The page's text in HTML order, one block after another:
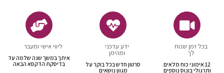
בכל זמן שנוח
לך
12 אימוני כוח מלאים
ותרגולי בונוס נוספים
ידע עדכני
ומהימן
סרטון חדש בכל בוקר על
מגוון נושאים
ליווי אישי ומעבר
איתך במשך שנה שלמה עד
בדיסקת הדקסא הבאה